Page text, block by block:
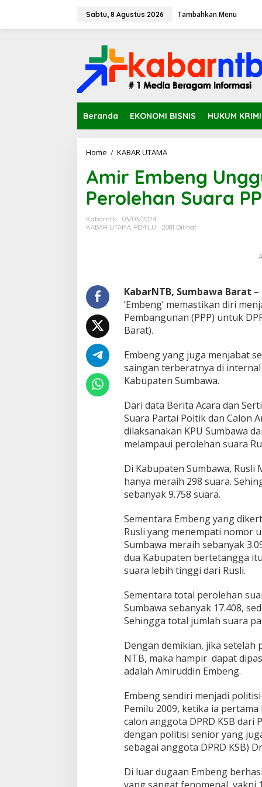
Sabtu, 8 Agustus 2026 Tambahkan Menu
Beranda EKONOMI BISNIS HUKUM
Home / KABAR UTAMA
i
r
E
m
e
g
u
l
i
s
i
M
n
a
a
r
D
a
a
P
e
r
l
e
a
n
S
u
r
a
P
d
i
D
a
i
N
T
Amir Embeng
Perolehan Suara
Kabarntb
03/03/2024
KABAR UTAMA, PEMILU 2081 Dilihat
KabarNTB, Sumbawa Barat –
‘Embeng’ memastikan diri
Pembangunan (PPP) untuk
Barat).
Embeng yang juga menjabat
saingan terberatnya di internal
Kabupaten Sumbawa.
Dari data Berita Acara dan
Suara Partai Poltik dan Calon
dilaksanakan KPU Sumbawa
melampaui perolehan suara
Di Kabupaten Sumbawa, Rusli
hanya meraih 298 suara.
sebanyak 9.758 suara.
Sementara Embeng yang
Rusli yang menempati nomor
Sumbawa meraih sebanyak
dua Kabupaten bertetangga
suara lebih tinggi dari Rusli.
Sementara total perolehan
Sumbawa sebanyak 17.408,
Sehingga total jumlah suara
Dengan demikian, jika setelah
NTB, maka hampir dapat
adalah Amiruddin Embeng.
Embeng sendiri menjadi
Pemilu 2009, ketika ia
calon anggota DPRD KSB dari
dengan politisi senior yang
sebagai anggota DPRD KSB)
Di luar dugaan Embeng